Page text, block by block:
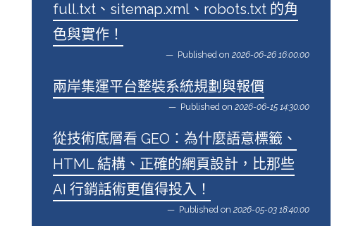
full.txt、sitemap.xml、robots.txt 的角
色與實作！
Published on 2026-06-26 16:00:00
兩岸集運平台整裝系統規劃與報價
Published on 2026-06-15 14:30:00
從技術底層看 GEO：為什麼語意標籤、
HTML 結構、正確的網頁設計，比那些
AI 行銷話術更值得投入！
Published on 2026-05-03 18:40:00